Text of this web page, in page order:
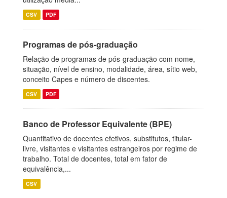
CSV PDF
Programas de pós-graduação
Relação de programas de pós-graduação com nome,
situação, nível de ensino, modalidade, área, sítio web,
conceito Capes e número de discentes.
CSV PDF
Banco de Professor Equivalente (BPE)
Quantitativo de docentes efetivos, substitutos, titular-
livre, visitantes e visitantes estrangeiros por regime de
trabalho. Total de docentes, total em fator de
equivalência,...
CSV